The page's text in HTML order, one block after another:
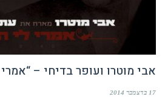
אבי מוטרו ועופר בדיחי – “אמרי
17 בדצמבר 2014